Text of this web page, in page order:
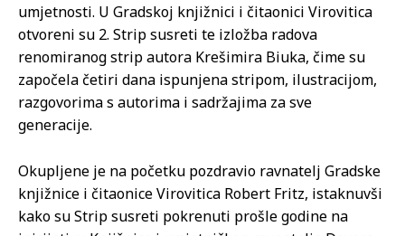
umjetnosti. U Gradskoj knjižnici i čitaonici Virovitica
otvoreni su 2. Strip susreti te izložba radova
renomiranog strip autora Krešimira Biuka, čime su
započela četiri dana ispunjena stripom, ilustracijom,
razgovorima s autorima i sadržajima za sve
generacije.
Okupljene je na početku pozdravio ravnatelj Gradske
knjižnice i čitaonice Virovitica Robert Fritz, istaknuvši
kako su Strip susreti pokrenuti prošle godine na